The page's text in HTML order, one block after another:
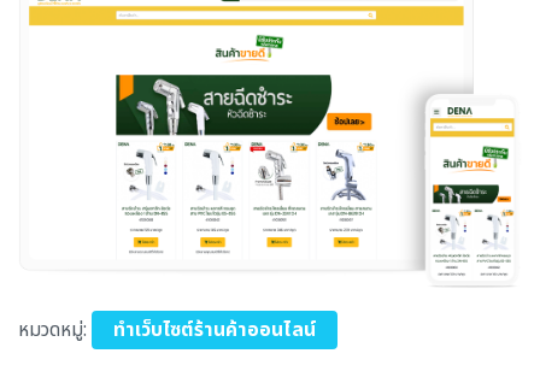
หมวดหมู่: ทำเว็บไซต์ร้านค้าออนไลน์